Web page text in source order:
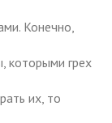
Конечно,
которыми грех
их, то